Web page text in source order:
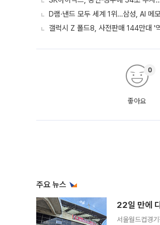
D램·낸드 모두 세계 1위…삼성, AI 메
갤럭시 Z 폴드8, 사전판매 144만대 '
좋아요
0
주요 뉴스
22일 만에
서울월드컵경